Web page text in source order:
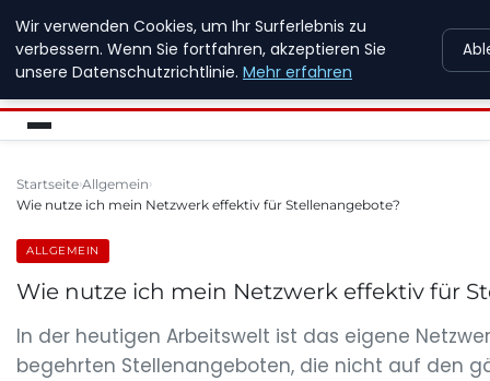
NEW ENERGY JOBS
Startseite Allgemein
Wie nutze ich mein Netzwerk effektiv für Stellenangebote?
ALLGEMEIN
Wie nutze ich mein Netzwerk effektiv für
In der heutigen Arbeitswelt ist das eigene
begehrten Stellenangeboten, die nicht auf den
Wir verwenden Cookies, um Ihr Surferlebnis zu
verbessern. Wenn Sie fortfahren, akzeptieren Sie
unsere Datenschutzrichtlinie. Mehr erfahren